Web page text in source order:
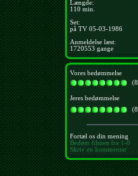
Længde:
110 min.
Set:
på TV 05-03-1986
Anmeldelse læst:
1720553 gange
Vores bedømmelse
Jeres bedømmelse
Fortæl os din mening
Bedøm filmen fra 1-8
Skriv en kommentar